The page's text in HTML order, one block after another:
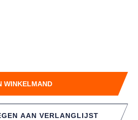
Voer de gewenste
WINKELMAND
AAN VERLANGLIJST